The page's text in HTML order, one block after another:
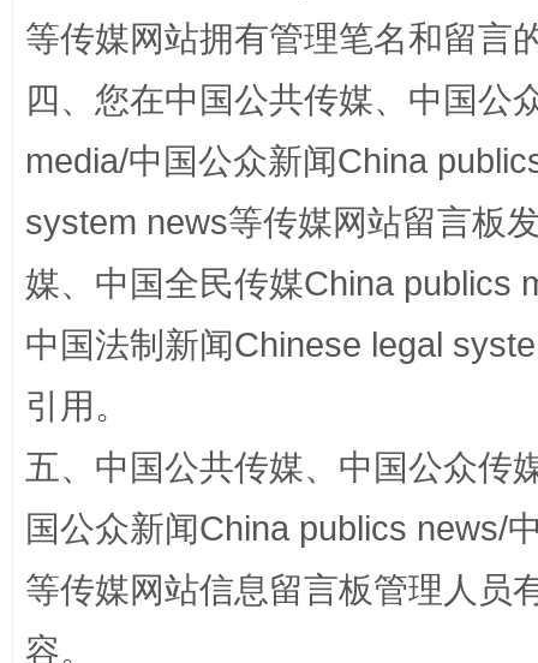
完善运行机制助力责任有效落实
等传媒网站拥有管理笔名和留言
四、您在中国公共传媒、中国公
media/中国公众新闻China
system news等传媒网站留言板
媒、中国全民传媒China publics
中国法制新闻Chinese legal
引用。
五、中国公共传媒、中国公众传
国公众新闻China publics news/
等传媒网站信息留言板管理人员
容。